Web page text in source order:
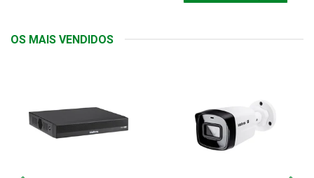
OS MAIS VENDIDOS